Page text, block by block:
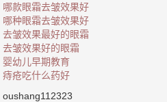
哪款眼霜去皱效果好
哪种眼霜去皱效果好
去皱效果最好的眼霜
去皱效果好的眼霜
婴幼儿早期教育
痔疮吃什么药好
oushang112323